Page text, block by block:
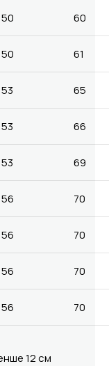
50 60
50 61
53 65
53 66
53 69
56 70
56 70
56 70
56 70
12 см